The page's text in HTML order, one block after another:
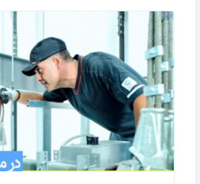
به اطلاع کلیه علاقمندان به شرکت در
تکنسین فنی آسانسور می رساند طبق
ادامه مطلب